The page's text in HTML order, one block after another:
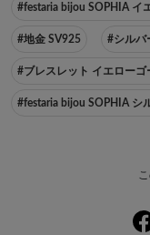
#festaria bijou SOPHIA イ
#地金 SV925 #シルバ
#ブレスレット イエローゴ
#festaria bijou SOPHIA シ